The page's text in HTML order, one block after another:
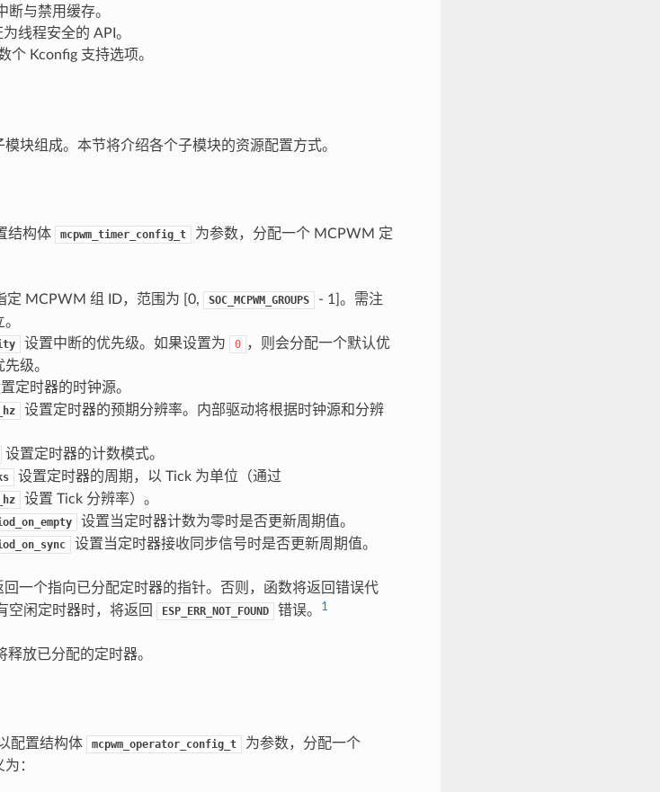
与禁用缓存。
线程安全的 API。
个 Kconfig 支持选项。
块组成。本节将介绍各个子模块的资源配置方式。
结构体 mcpwm_timer_config_t
为参数，分配一个 MCPWM 定
定 MCPWM 组 ID，范围为 [0, SOC_MCPWM_GROUPS
- 1]。需注
设置中断的优先级。如果设置为 0 ，则会分配一个默认优
级。
定时器的时钟源。
设置定时器的预期分辨率。内部驱动将根据时钟源和分辨
设置定时器的计数模式。
设置定时器的周期，以 Tick 为单位（通过
设置 Tick 分辨率）。
设置当定时器计数为零时是否更新周期值。
设置当定时器接收同步信号时是否更新周期值。
回一个指向已分配定时器的指针。否则，函数将返回错误代
闲定时器时，将返回
ESP_ERR_NOT_FOUND 错误。 1
释放已分配的定时器。
配置结构体 mcpwm_operator_config_t
为参数，分配一个
：